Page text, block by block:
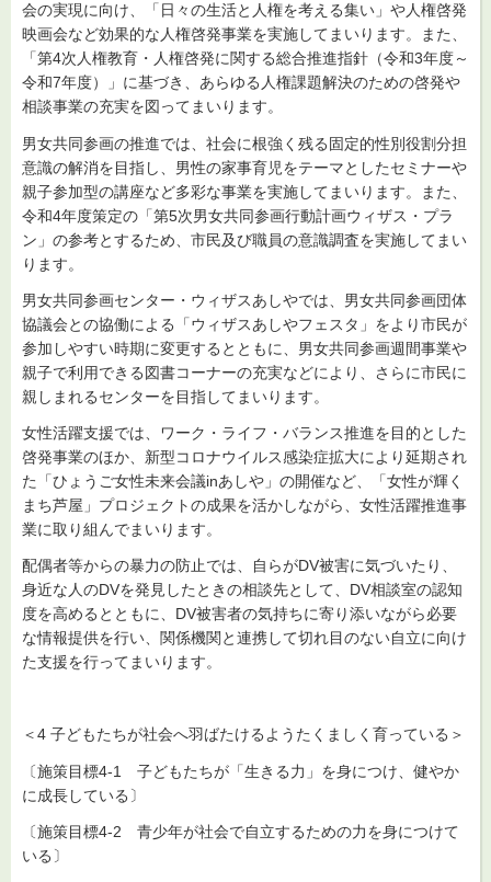
会の実現に向け、「日々の生活と人権を考える集い」や人権啓発
映画会など効果的な人権啓発事業を実施してまいります。また、
「第4次人権教育・人権啓発に関する総合推進指針（令和3年度～
令和7年度）」に基づき、あらゆる人権課題解決のための啓発や
相談事業の充実を図ってまいります。
男女共同参画の推進では、社会に根強く残る固定的性別役割分担
意識の解消を目指し、男性の家事育児をテーマとしたセミナーや
親子参加型の講座など多彩な事業を実施してまいります。また、
令和4年度策定の「第5次男女共同参画行動計画ウィザス・プラ
ン」の参考とするため、市民及び職員の意識調査を実施してまい
ります。
男女共同参画センター・ウィザスあしやでは、男女共同参画団体
協議会との協働による「ウィザスあしやフェスタ」をより市民が
参加しやすい時期に変更するとともに、男女共同参画週間事業や
親子で利用できる図書コーナーの充実などにより、さらに市民に
親しまれるセンターを目指してまいります。
女性活躍支援では、ワーク・ライフ・バランス推進を目的とした
啓発事業のほか、新型コロナウイルス感染症拡大により延期され
た「ひょうご女性未来会議inあしや」の開催など、「女性が輝く
まち芦屋」プロジェクトの成果を活かしながら、女性活躍推進事
業に取り組んでまいります。
配偶者等からの暴力の防止では、自らがDV被害に気づいたり、
身近な人のDVを発見したときの相談先として、DV相談室の認知
度を高めるとともに、DV被害者の気持ちに寄り添いながら必要
な情報提供を行い、関係機関と連携して切れ目のない自立に向け
た支援を行ってまいります。
＜4 子どもたちが社会へ羽ばたけるようたくましく育っている＞
〔施策目標4-1 子どもたちが「生きる力」を身につけ、健やか
に成長している〕
〔施策目標4-2 青少年が社会で自立するための力を身につけて
いる〕